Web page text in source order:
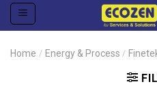
Skip
Home / Energy & Process /